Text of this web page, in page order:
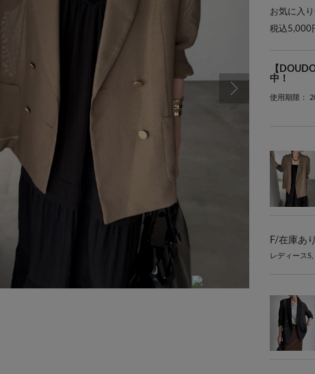
MODEL:162cm
お気に入
税込5,000
【
中！
使用期限：
F/在庫あり
レディース